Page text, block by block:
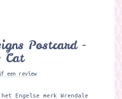
Postcard -
Cat
een review
Engelse merk Wrendale